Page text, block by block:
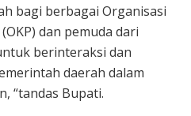
bagi berbagai Organisasi
dan pemuda dari
berinteraksi dan
daerah dalam
“tandas Bupati.